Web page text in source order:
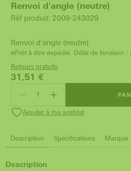
Renvoi d'angle (neutre)
Réf produit: 2009-243029
Renvoi d'angle (neutre)
Prêt à être expédié. Délai de livraison
Retours gratuits
31,51 €
Ajouter à ma wishlist
Description Spécifications Marque
Description